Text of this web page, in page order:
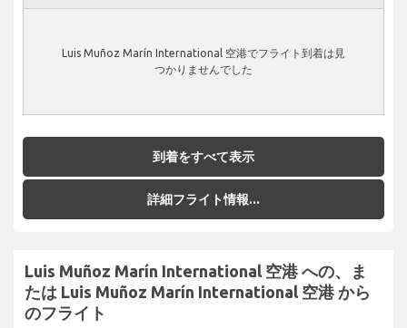
Luis Muñoz Marín International 空港でフライト到着は見
つかりませんでした
到着をすべて表示
詳細フライト情報...
Luis Muñoz Marín International 空港 への、ま
たは Luis Muñoz Marín International 空港 から
のフライト